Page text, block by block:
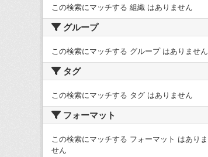
この検索にマッチする 組織 はありません
グループ
この検索にマッチする グループ はありません
タグ
この検索にマッチする タグ はありません
フォーマット
この検索にマッチする フォーマット はありま
せん